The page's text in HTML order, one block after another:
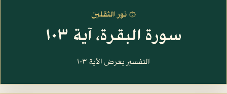
۞ نور الثقلين
سورة البقرة، آية ١٠٣
التفسير يعرض الآية ١٠٣